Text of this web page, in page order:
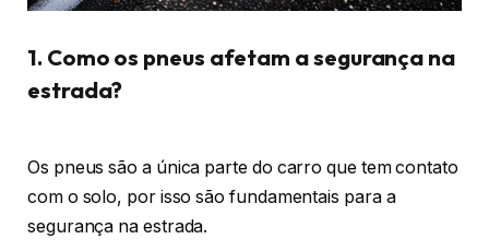
1. Como os pneus afetam a segurança na
estrada?
Os pneus são a única parte do carro que tem contato
com o solo, por isso são fundamentais para a
segurança na estrada.